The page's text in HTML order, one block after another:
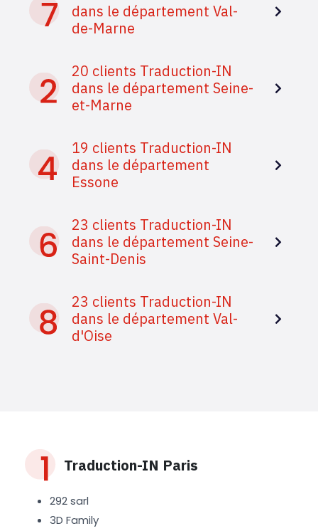
dans le département Val-
de-Marne
20 clients Traduction-IN
dans le département Seine-
et-Marne
19 clients Traduction-IN
dans le département
Essone
23 clients Traduction-IN
dans le département Seine-
Saint-Denis
23 clients Traduction-IN
dans le département Val-
d'Oise
Traduction-IN Paris
292 sarl
3D Family